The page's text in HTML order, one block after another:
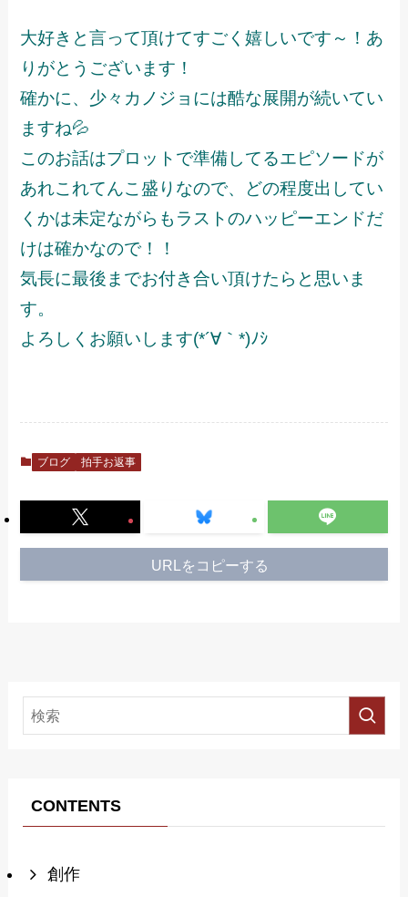
大好きと言って頂けてすごく嬉しいです～！あ
りがとうございます！
確かに、少々カノジョには酷な展開が続いてい
ますね💦
このお話はプロットで準備してるエピソードが
あれこれてんこ盛りなので、どの程度出してい
くかは未定ながらもラストのハッピーエンドだ
けは確かなので！！
気長に最後までお付き合い頂けたらと思いま
す。
よろしくお願いします(*´∀｀*)ﾉｼ
ブログ 拍手お返事
URLをコピーする
CONTENTS
創作